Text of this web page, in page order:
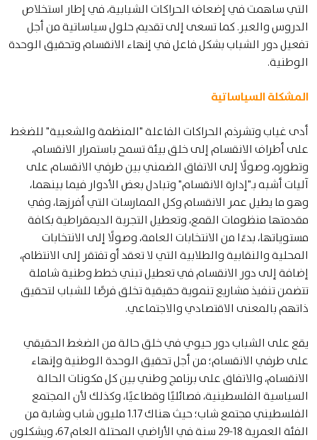
التي ساهمت في إضعاف الحراكات الشبابية، في إطار استخلاص
الدروس والعبر. كما تسعى إلى تقديم حلول سياساتية من أجل
تفعيل دور الشباب بشكل فاعل في إنهاء الانقسام وتحقيق الوحدة
الوطنية.
المشكلة السياساتية
أدى غياب وتشرذم الحراكات الفاعلة "المنظمة والشعبية" للضغط
على أطراف الانقسام إلى خلق بيئة تسمح باستمرار الانقسام،
وتطوره، وصولًا إلى الاتفاق الضمني بين طرفي الانقسام على
آليات أشبه بـ"إدارة الانقسام" وتبادل بعض الأدوار فيما بينهما،
وهو ما يطيل عمر الانقسام وكل الممارسات التي أفرزها، وفي
مقدمتها منظومات القمع، وتعطيل التجربة الديمقراطية بكافة
مستوياتها، بدءًا من الانتخابات العامة، وصولًا إلى الانتخابات
المحلية والنقابية والطلابية التي لا تعقد أو تفتقر إلى الانتظام،
إضافة إلى دور الانقسام في تعطيل تبني خطط وطنية شاملة
تتضمن تنفيذ مشاريع تنموية حقيقية تخلق فرصًا للشباب لتحقيق
ذاتهم بالمعنى الاقتصادي والاجتماعي.
يقع على الشباب دور حيوي في خلق حالة من الضغط الحقيقي
على طرفي الانقسام؛ من أجل تحقيق الوحدة الوطنية وإنهاء
الانقسام، والاتفاق على برنامج وطني بين كل مكونات الحالة
السياسية الفلسطينية، فصائليًا وقطاعيًا، وكذلك لأن المجتمع
الفلسطيني مجتمع شاب؛ حيث هناك 1.17 مليون شاب وشابة من
الفئة العمرية 18-29 سنة في الأراضي المحتلة العام 67، ويشكلون